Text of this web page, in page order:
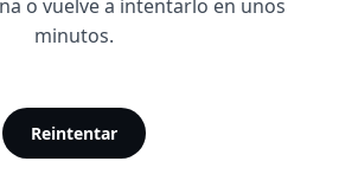
o vuelve a intentarlo en unos
minutos.
Reintentar